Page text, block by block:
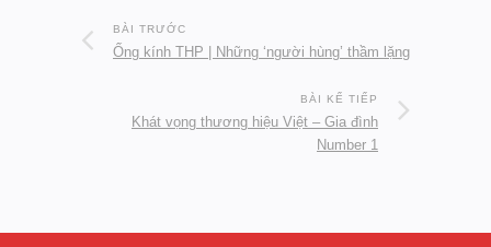
BÀI TRƯỚC
Ống kính THP | Những ‘người hùng’ thầm lặng
BÀI KẾ TIẾP
Khát vọng thương hiệu Việt – Gia đình
Number 1